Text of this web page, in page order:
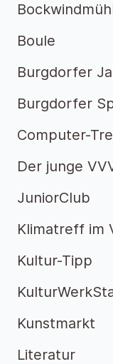
Boule
Burgdorfer
Burgdorfer
Computer-
Der junge
JuniorClub
Klimatreff im
Kultur-Tipp
Kunstmarkt
Literatur